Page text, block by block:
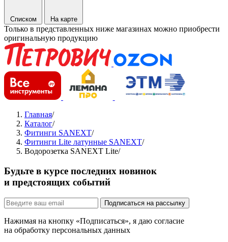
Списком На карте
Только в представленных ниже магазинах можно приобрести
оригинальную продукцию
Главная/
Каталог/
Фитинги SANEXT/
Фитинги Lite латунные SANEXT/
Водорозетка SANEXT Lite/
Будьте в курсе последних новинок
и предстоящих событий
Подписаться на рассылку
Нажимая на кнопку «Подписаться», я даю согласие
на обработку персональных данных